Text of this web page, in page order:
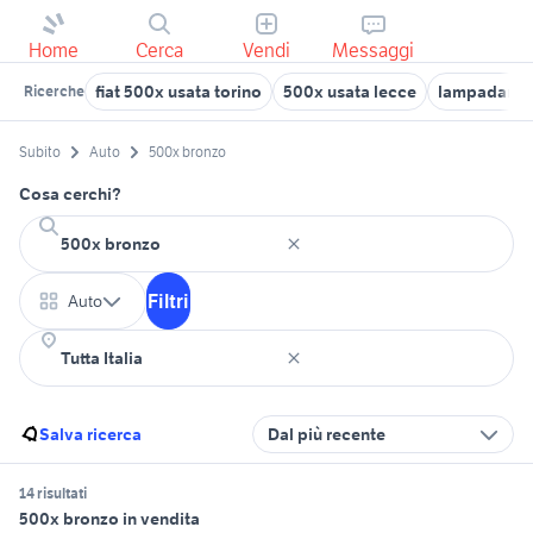
Home Cerca Vendi Messaggi
Ricerche fiat 500x usata torino 500x usata lecce
Subito Auto 500x bronzo
Cosa cerchi?
Auto Filtri
Salva ricerca Dal più recente
14 risultati
500x bronzo in vendita